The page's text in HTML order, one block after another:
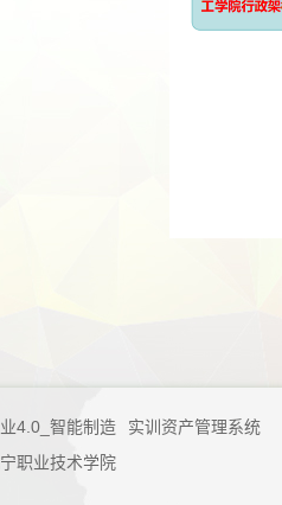
4.0_智能制造
实训资产管理系统
职业技术学院